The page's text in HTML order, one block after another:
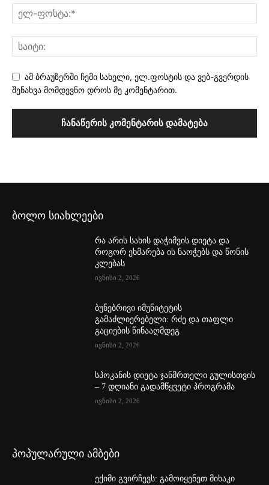
ამ ბრაუზერში ჩემი სახელი, ელ.ფოსტის და ვებ-გვერდის
შენახვა მომდევნო დროს მე კომენტარით.
ბოლო სიახლეები
რა არის სახის დაჭიმვის დიეტა და
როგორ ეხმარება ის ნაოჭებს და წონის
კლებას
ივნისი 2, 2026
ბუნებრივი იმუნიტეტის
გამაძლიერებელი: რძე და თაფლი
გაციების წინააღმდეგ
ივნისი 2, 2026
სპოკანის დიეტა ჯანმრთელი გულისთვის
– 7 დღიანი გადამწყვეტი პროგრამა
ივნისი 2, 2026
პოპულარული ამბები
ექიმი გვირჩევს: გამოიყენეთ მიხაკი